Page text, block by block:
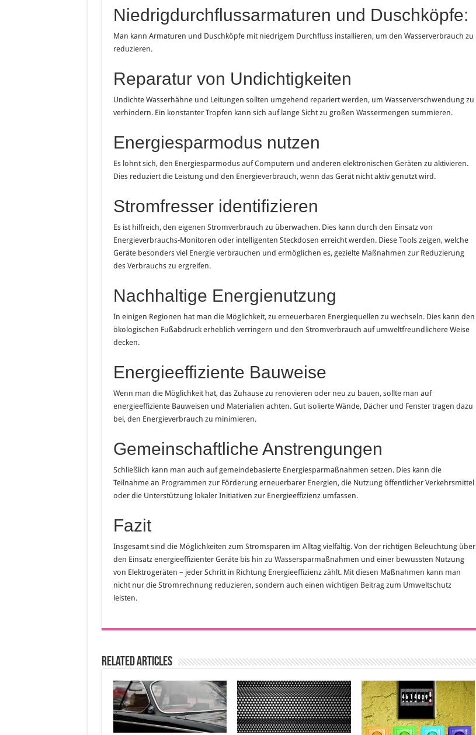
Niedrigdurchflussarmaturen und Duschköpfe:
Man kann Armaturen und Duschköpfe mit niedrigem Durchfluss installieren, um den Wasserverbrauch zu
reduzieren.
Reparatur von Undichtigkeiten
Undichte Wasserhähne und Leitungen sollten umgehend repariert werden, um Wasserverschwendung zu
verhindern. Ein konstanter Tropfen kann sich auf lange Sicht zu großen Wassermengen summieren.
Energiesparmodus nutzen
Es lohnt sich, den Energiesparmodus auf Computern und anderen elektronischen Geräten zu aktivieren.
Dies reduziert die Leistung und den Energieverbrauch, wenn das Gerät nicht aktiv genutzt wird.
Stromfresser identifizieren
Es ist hilfreich, den eigenen Stromverbrauch zu überwachen. Dies kann durch den Einsatz von
Energieverbrauchs-Monitoren oder intelligenten Steckdosen erreicht werden. Diese Tools zeigen, welche
Geräte besonders viel Energie verbrauchen und ermöglichen es, gezielte Maßnahmen zur Reduzierung
des Verbrauchs zu ergreifen.
Nachhaltige Energienutzung
In einigen Regionen hat man die Möglichkeit, zu erneuerbaren Energiequellen zu wechseln. Dies kann den
ökologischen Fußabdruck erheblich verringern und den Stromverbrauch auf umweltfreundlichere Weise
decken.
Energieeffiziente Bauweise
Wenn man die Möglichkeit hat, das Zuhause zu renovieren oder neu zu bauen, sollte man auf
energieeffiziente Bauweisen und Materialien achten. Gut isolierte Wände, Dächer und Fenster tragen dazu
bei, den Energieverbrauch zu minimieren.
Gemeinschaftliche Anstrengungen
Schließlich kann man auch auf gemeindebasierte Energiesparmaßnahmen setzen. Dies kann die
Teilnahme an Programmen zur Förderung erneuerbarer Energien, die Nutzung öffentlicher Verkehrsmittel
oder die Unterstützung lokaler Initiativen zur Energieeffizienz umfassen.
Fazit
Insgesamt sind die Möglichkeiten zum Stromsparen im Alltag vielfältig. Von der richtigen Beleuchtung über
den Einsatz energieeffizienter Geräte bis hin zu Wassersparmaßnahmen und einer bewussten Nutzung
von Elektrogeräten – jeder Schritt in Richtung Energieeffizienz zählt. Mit diesen Maßnahmen kann man
nicht nur die Stromrechnung reduzieren, sondern auch einen wichtigen Beitrag zum Umweltschutz
leisten.
Related Articles